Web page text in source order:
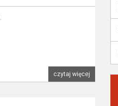
czytaj więcej